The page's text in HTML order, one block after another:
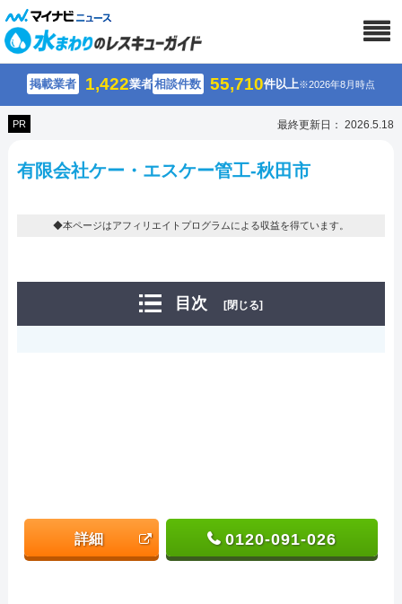
掲載業者 1,422業者相談件数 55,710件以上※2026年8月時点
PR 最終更新日： 2026.5.18
有限会社ケー・エスケー管工-秋田市
◆本ページはアフィリエイトプログラムによる収益を得ています。
目次 [閉じる]
詳細 0120-091-026